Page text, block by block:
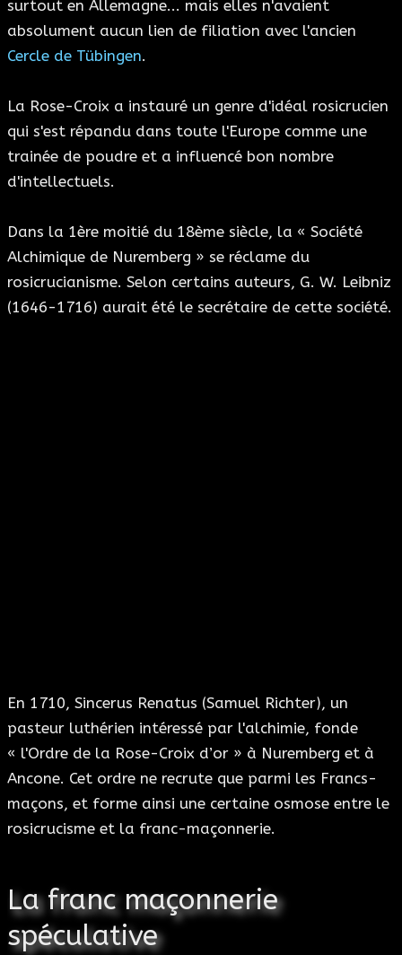
surtout en Allemagne... mais elles n'avaient
absolument aucun lien de filiation avec l'ancien
Cercle de Tübingen.
La Rose-Croix a instauré un genre d'idéal rosicrucien
qui s'est répandu dans toute l'Europe comme une
trainée de poudre et a influencé bon nombre
d'intellectuels.
Dans la 1ère moitié du 18ème siècle, la « Société
Alchimique de Nuremberg » se réclame du
rosicrucianisme. Selon certains auteurs, G. W. Leibniz
(1646-1716) aurait été le secrétaire de cette société.
En 1710, Sincerus Renatus (Samuel Richter), un
pasteur luthérien intéressé par l'alchimie, fonde
« l'Ordre de la Rose-Croix d’or » à Nuremberg et à
Ancone. Cet ordre ne recrute que parmi les Francs-
maçons, et forme ainsi une certaine osmose entre le
rosicrucisme et la franc-maçonnerie.
La franc maçonnerie
spéculative